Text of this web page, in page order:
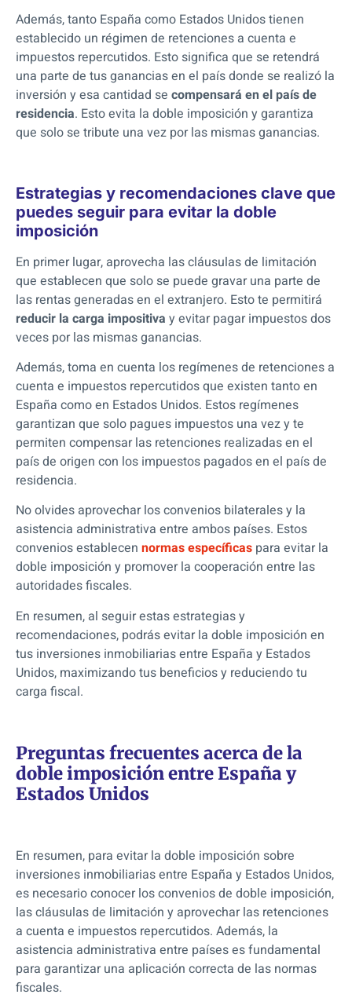
Además, tanto España como Estados Unidos tienen
establecido un régimen de retenciones a cuenta e
impuestos repercutidos. Esto significa que se retendrá
una parte de tus ganancias en el país donde se realizó la
inversión y esa cantidad se compensará en el país de
residencia. Esto evita la doble imposición y garantiza
que solo se tribute una vez por las mismas ganancias.
Estrategias y recomendaciones clave que
puedes seguir para evitar la doble
imposición
En primer lugar, aprovecha las cláusulas de limitación
que establecen que solo se puede gravar una parte de
las rentas generadas en el extranjero. Esto te permitirá
reducir la carga impositiva y evitar pagar impuestos dos
veces por las mismas ganancias.
Además, toma en cuenta los regímenes de retenciones a
cuenta e impuestos repercutidos que existen tanto en
España como en Estados Unidos. Estos regímenes
garantizan que solo pagues impuestos una vez y te
permiten compensar las retenciones realizadas en el
país de origen con los impuestos pagados en el país de
residencia.
No olvides aprovechar los convenios bilaterales y la
asistencia administrativa entre ambos países. Estos
convenios establecen normas específicas para evitar la
doble imposición y promover la cooperación entre las
autoridades fiscales.
En resumen, al seguir estas estrategias y
recomendaciones, podrás evitar la doble imposición en
tus inversiones inmobiliarias entre España y Estados
Unidos, maximizando tus beneficios y reduciendo tu
carga fiscal.
Preguntas frecuentes acerca de la
doble imposición entre España y
Estados Unidos
En resumen, para evitar la doble imposición sobre
inversiones inmobiliarias entre España y Estados Unidos,
es necesario conocer los convenios de doble imposición,
las cláusulas de limitación y aprovechar las retenciones
a cuenta e impuestos repercutidos. Además, la
asistencia administrativa entre países es fundamental
para garantizar una aplicación correcta de las normas
fiscales.